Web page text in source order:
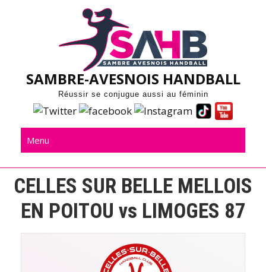
SAMBRE-AVESNOIS HANDBALL
Réussir se conjugue aussi au féminin
Menu
CELLES SUR BELLE MELLOIS
EN POITOU vs LIMOGES 87